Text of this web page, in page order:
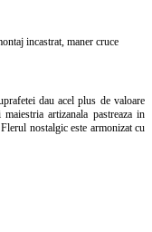
incastrat, maner cruce
dau acel plus de valoare
artizanala pastreaza in
nostalgic este armonizat cu